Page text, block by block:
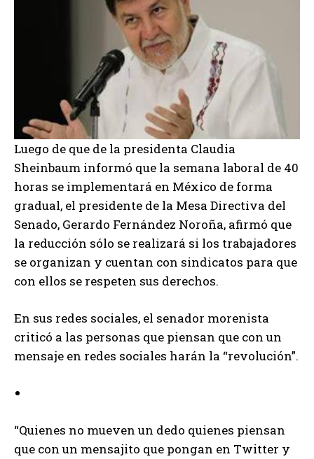
Luego de que de la presidenta Claudia
Sheinbaum informó que la semana laboral de 40
horas se implementará en México de forma
gradual, el presidente de la Mesa Directiva del
Senado, Gerardo Fernández Noroña, afirmó que
la reducción sólo se realizará si los trabajadores
se organizan y cuentan con sindicatos para que
con ellos se respeten sus derechos.
En sus redes sociales, el senador morenista
criticó a las personas que piensan que con un
mensaje en redes sociales harán la “revolución”.
“Quienes no mueven un dedo quienes piensan
que con un mensajito que pongan en Twitter y